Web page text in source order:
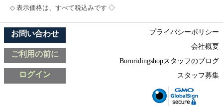
◇ 表示価格は、すべて税込みです ◇
お問い合わせ
ご利用の前に
ログイン
プライバシーポリシー
会社概要
Bororidingshopスタッフのブログ
スタッフ募集